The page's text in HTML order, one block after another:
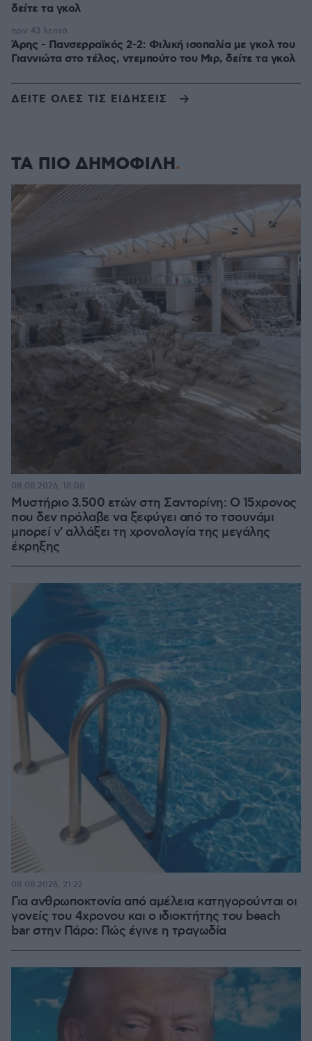
δείτε τα γκολ
Άρης - Πανσερραϊκός 2-2: Φιλική ισοπαλία με γκολ του
Γιαννιώτα στο τέλος, ντεμπούτο του Μιρ, δείτε τα γκολ
πριν 43 λεπτά
ΔΕΙΤΕ ΟΛΕΣ ΤΙΣ ΕΙΔΗΣΕΙΣ
ΤΑ ΠΙΟ ΔΗΜΟΦΙΛΗ
Μυστήριο 3.500 ετών στη Σαντορίνη: Ο 15χρονος
που δεν πρόλαβε να ξεφύγει από το τσουνάμι
μπορεί ν' αλλάξει τη χρονολογία της μεγάλης
έκρηξης
08.08.2026, 18:08
Για ανθρωποκτονία από αμέλεια κατηγορούνται οι
γονείς του 4χρονου και ο ιδιοκτήτης του beach
bar στην Πάρο: Πώς έγινε η τραγωδία
08.08.2026, 21:22